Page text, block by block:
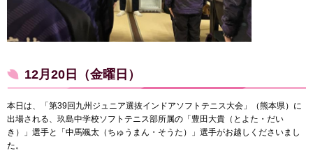
12月20日（金曜日）
本日は、「第39回九州ジュニア選抜インドアソフトテニス大会」（熊本県）に
出場される、玖島中学校ソフトテニス部所属の「豊田大貴（とよた・だい
き）」選手と「中馬颯太（ちゅうまん・そうた）」選手がお越しくださいまし
た。